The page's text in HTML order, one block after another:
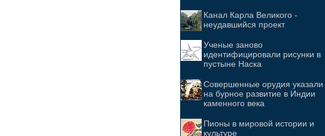
Канал Карла Великого -
неудавшийся проект
Ученые заново
идентифицировали рисунки в
пустыне Наска
Совершенные орудия указали
на бурное развитие в Индии
каменного века
Пионы в мировой истории и
культуре